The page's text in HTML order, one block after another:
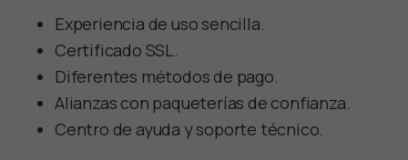
Experiencia de uso sencilla.
Certificado SSL.
Diferentes métodos de pago.
Alianzas con paqueterías de confianza.
Centro de ayuda y soporte técnico.